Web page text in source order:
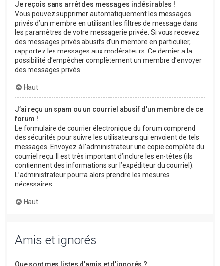
Je reçois sans arrêt des messages indésirables !
Vous pouvez supprimer automatiquement les messages
privés d’un membre en utilisant les filtres de message dans
les paramètres de votre messagerie privée. Si vous recevez
des messages privés abusifs d’un membre en particulier,
rapportez les messages aux modérateurs. Ce dernier a la
possibilité d’empêcher complètement un membre d’envoyer
des messages privés.
Haut
J’ai reçu un spam ou un courriel abusif d’un membre de ce
forum !
Le formulaire de courrier électronique du forum comprend
des sécurités pour suivre les utilisateurs qui envoient de tels
messages. Envoyez à l’administrateur une copie complète du
courriel reçu. Il est très important d’inclure les en-têtes (ils
contiennent des informations sur l’expéditeur du courriel).
L’administrateur pourra alors prendre les mesures
nécessaires.
Haut
Amis et ignorés
Que sont mes listes d’amis et d’ignorés ?